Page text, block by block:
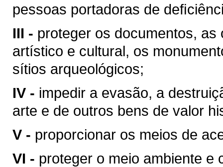
pessoas portadoras de
III - proteger os documentos,
artístico e cultural, os
sítios arqueológicos;
IV - impedir a evasão, a
arte e de outros bens de valor
V - proporcionar os meios de
VI - proteger o meio ambiente e